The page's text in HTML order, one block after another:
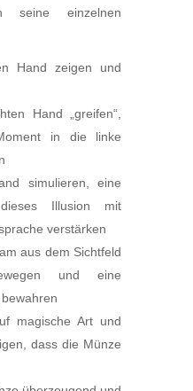
seine einzelnen
Hand zeigen und
Hand „greifen“,
in die linke
simulieren, eine
Illusion mit
verstärken
aus dem Sichtfeld
und eine
magische Art und
dass die Münze